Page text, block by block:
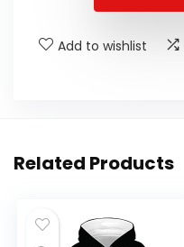
Add to wishlist
Related Products